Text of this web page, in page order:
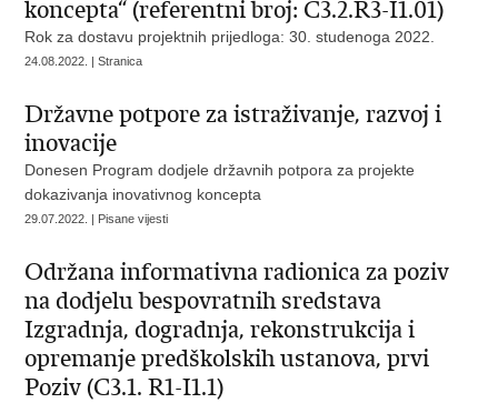
koncepta“ (referentni broj: C3.2.R3-I1.01)
Rok za dostavu projektnih prijedloga: 30. studenoga 2022.
24.08.2022. | Stranica
Državne potpore za istraživanje, razvoj i
inovacije
Donesen Program dodjele državnih potpora za projekte
dokazivanja inovativnog koncepta
29.07.2022. | Pisane vijesti
Održana informativna radionica za poziv
na dodjelu bespovratnih sredstava
Izgradnja, dogradnja, rekonstrukcija i
opremanje predškolskih ustanova, prvi
Poziv (C3.1. R1-I1.1)